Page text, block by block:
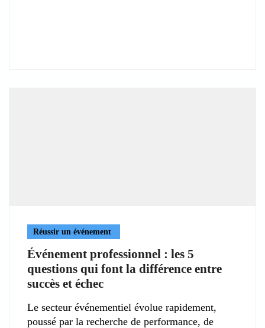
Réussir un événement
Événement professionnel : les 5
questions qui font la différence entre
succès et échec
Le secteur événementiel évolue rapidement,
poussé par la recherche de performance, de